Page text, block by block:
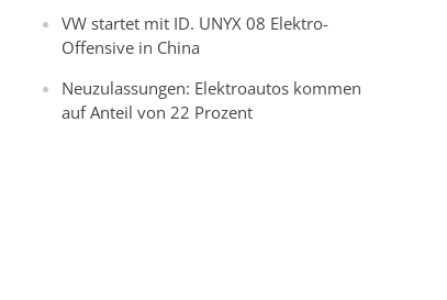
VW startet mit ID. UNYX 08 Elektro-
Offensive in China
Neuzulassungen: Elektroautos kommen
auf Anteil von 22 Prozent